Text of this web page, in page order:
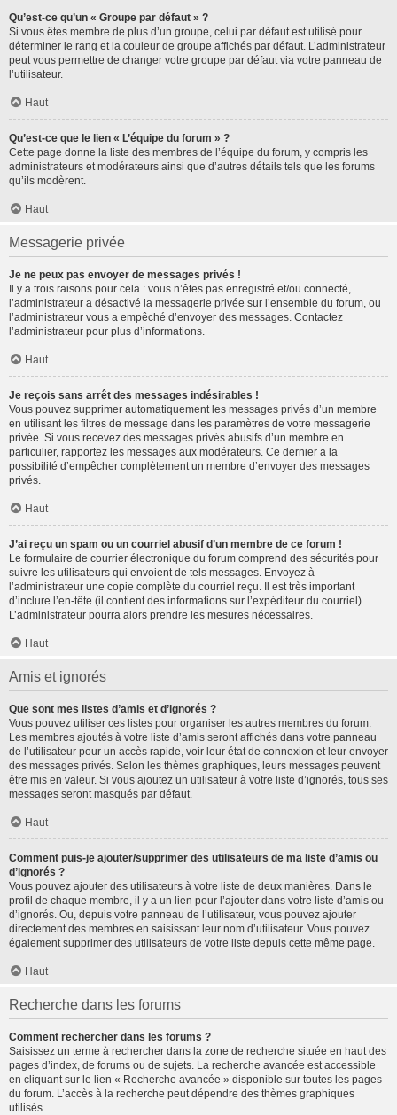
Qu’est-ce qu’un « Groupe par défaut » ?
Si vous êtes membre de plus d’un groupe, celui par défaut est utilisé pour
déterminer le rang et la couleur de groupe affichés par défaut. L’administrateur
peut vous permettre de changer votre groupe par défaut via votre panneau de
l’utilisateur.
Haut
Qu’est-ce que le lien « L’équipe du forum » ?
Cette page donne la liste des membres de l’équipe du forum, y compris les
administrateurs et modérateurs ainsi que d’autres détails tels que les forums
qu’ils modèrent.
Haut
Messagerie privée
Je ne peux pas envoyer de messages privés !
Il y a trois raisons pour cela : vous n’êtes pas enregistré et/ou connecté,
l’administrateur a désactivé la messagerie privée sur l’ensemble du forum, ou
l’administrateur vous a empêché d’envoyer des messages. Contactez
l’administrateur pour plus d’informations.
Haut
Je reçois sans arrêt des messages indésirables !
Vous pouvez supprimer automatiquement les messages privés d’un membre
en utilisant les filtres de message dans les paramètres de votre messagerie
privée. Si vous recevez des messages privés abusifs d’un membre en
particulier, rapportez les messages aux modérateurs. Ce dernier a la
possibilité d’empêcher complètement un membre d’envoyer des messages
privés.
Haut
J’ai reçu un spam ou un courriel abusif d’un membre de ce forum !
Le formulaire de courrier électronique du forum comprend des sécurités pour
suivre les utilisateurs qui envoient de tels messages. Envoyez à
l’administrateur une copie complète du courriel reçu. Il est très important
d’inclure l’en-tête (il contient des informations sur l’expéditeur du courriel).
L’administrateur pourra alors prendre les mesures nécessaires.
Haut
Amis et ignorés
Que sont mes listes d’amis et d’ignorés ?
Vous pouvez utiliser ces listes pour organiser les autres membres du forum.
Les membres ajoutés à votre liste d’amis seront affichés dans votre panneau
de l’utilisateur pour un accès rapide, voir leur état de connexion et leur envoyer
des messages privés. Selon les thèmes graphiques, leurs messages peuvent
être mis en valeur. Si vous ajoutez un utilisateur à votre liste d’ignorés, tous ses
messages seront masqués par défaut.
Haut
Comment puis-je ajouter/supprimer des utilisateurs de ma liste d’amis ou
d’ignorés ?
Vous pouvez ajouter des utilisateurs à votre liste de deux manières. Dans le
profil de chaque membre, il y a un lien pour l’ajouter dans votre liste d’amis ou
d’ignorés. Ou, depuis votre panneau de l’utilisateur, vous pouvez ajouter
directement des membres en saisissant leur nom d’utilisateur. Vous pouvez
également supprimer des utilisateurs de votre liste depuis cette même page.
Haut
Recherche dans les forums
Comment rechercher dans les forums ?
Saisissez un terme à rechercher dans la zone de recherche située en haut des
pages d’index, de forums ou de sujets. La recherche avancée est accessible
en cliquant sur le lien « Recherche avancée » disponible sur toutes les pages
du forum. L’accès à la recherche peut dépendre des thèmes graphiques
utilisés.